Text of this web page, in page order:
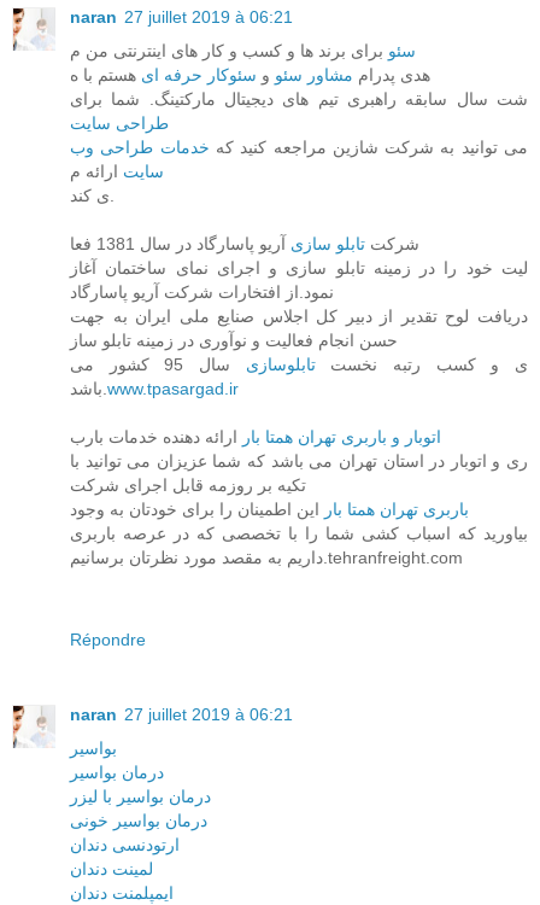
naran 27 juillet 2019 à 06:21
سئو برای برند ها و کسب و کار های اینترنتی من م
هدی پدرام مشاور سئو و سئوکار حرفه ای هستم با ه
شت سال سابقه راهبری تیم های دیجیتال مارکتینگ. شما برای
طراحی سایت
می توانید به شرکت شازین مراجعه کنید که خدمات طراحی وب
سایت ارائه م
شرکت تابلو سازی آریو پاسارگاد در سال 1381 فعا
لیت خود را در زمینه تابلو سازی و اجرای نمای ساختمان آغاز
نمود.از افتخارات شرکت آریو پاسارگاد
دریافت لوح تقدیر از دبیر کل اجلاس صنایع ملی ایران به جهت
حسن انجام فعالیت و نوآوری در زمینه تابلو ساز
ی و کسب رتبه نخستتابلوسازی
سال 95 کشور می
www.tpasargad.ir
اتوبار و باربری تهران همتا بار ارائه دهنده خدمات بارب
ری و اتوبار در استان تهران می باشد که شما عزیزان می توانید با
تکیه بر روزمه قابل اجرای شرکت
باربری تهران همتا بار این اطمینان را برای خودتان به وجود
بیاورید که اسباب کشی شما را با تخصصی که در عرصه باربری
داریم به مقصد مورد نظرتان برسانیم.tehranfreight.com
Répondre
naran 27 juillet 2019 à 06:21
بواسیر
درمان بواسیر
درمان بواسیر با لیزر
درمان بواسیر خونی
ارتودنسی دندان
لمینت دندان
ایمپلمنت دندان